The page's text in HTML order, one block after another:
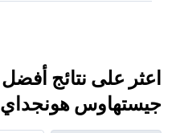
اعثر على نتائج
جيستهاوس هونجداي